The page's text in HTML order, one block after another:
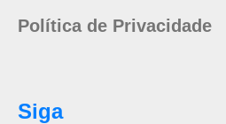
Política de Privacidade
Siga